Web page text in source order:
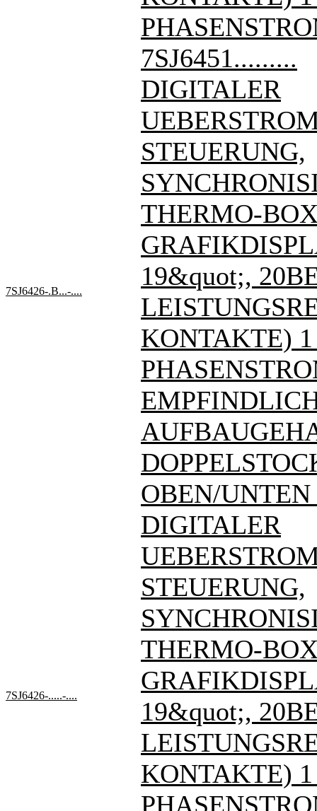
7SJ6451.........
7SJ6426-.B...-....
DIGITALER
STEUERUNG,
THERMO-
19&quot;,
KONTAKTE)
OBEN/UNTEN
7SJ6426-.....-....
DIGITALER
STEUERUNG,
THERMO-
19&quot;,
KONTAKTE)